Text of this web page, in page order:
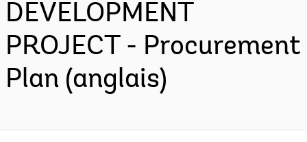
DEVELOPMENT
PROJECT - Procurement
Plan (anglais)